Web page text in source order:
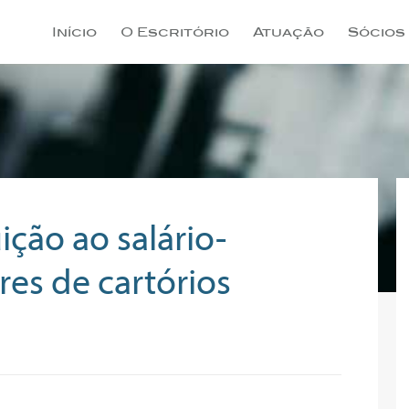
Início O Escritório Atuação Sócios
ao salário-
de cartórios